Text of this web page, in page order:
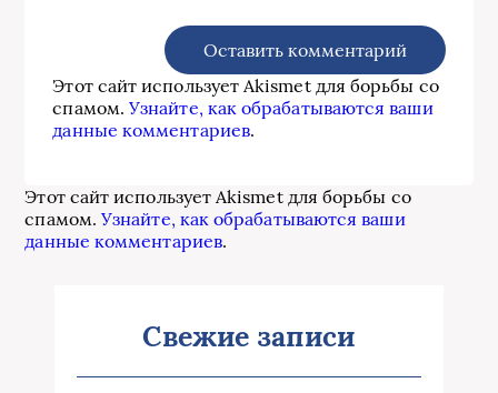
Этот сайт использует Akismet для борьбы со
спамом.Узнайте, как обрабатываются ваши
данные комментариев.
Этот сайт использует Akismet для борьбы со
спамом.Узнайте, как обрабатываются ваши
данные комментариев.
Свежие записи